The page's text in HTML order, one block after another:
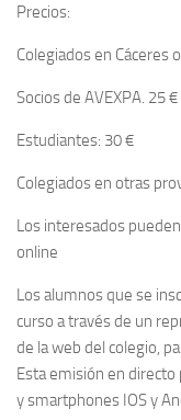
Precios:
Colegiados en Cáceres
Socios de AVEXPA. 25 €
Estudiantes: 30 €
Colegiados en otras
Los interesados
online
Los alumnos que se
curso a través de un
de la web del colegio,
Esta emisión en
y smartphones IOS y